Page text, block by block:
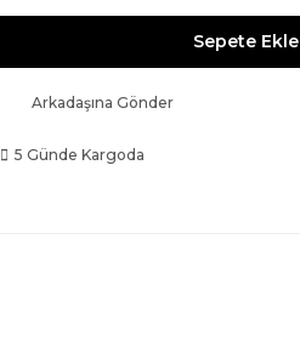
Sepete Ekle
Arkadaşına Gönder
5 Günde Kargoda